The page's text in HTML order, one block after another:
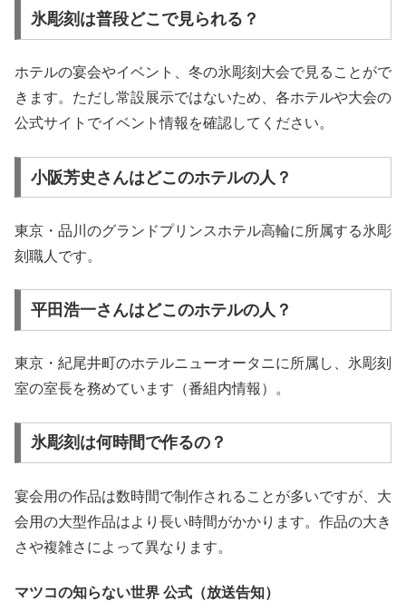
氷彫刻は普段どこで見られる？
ホテルの宴会やイベント、冬の氷彫刻大会で見ることがで
きます。ただし常設展示ではないため、各ホテルや大会の
公式サイトでイベント情報を確認してください。
小阪芳史さんはどこのホテルの人？
東京・品川のグランドプリンスホテル高輪に所属する氷彫
刻職人です。
平田浩一さんはどこのホテルの人？
東京・紀尾井町のホテルニューオータニに所属し、氷彫刻
室の室長を務めています（番組内情報）。
氷彫刻は何時間で作るの？
宴会用の作品は数時間で制作されることが多いですが、大
会用の大型作品はより長い時間がかかります。作品の大き
さや複雑さによって異なります。
マツコの知らない世界 公式（放送告知）